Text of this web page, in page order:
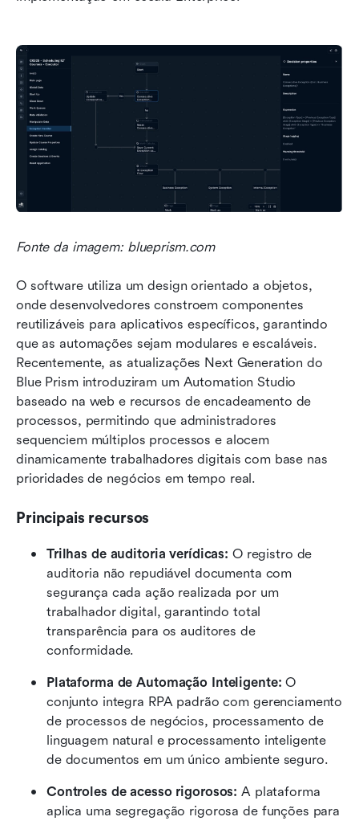
Fonte da imagem: blueprism.com
O software utiliza um design orientado a objetos,
onde desenvolvedores constroem componentes
reutilizáveis para aplicativos específicos, garantindo
que as automações sejam modulares e escaláveis.
Recentemente, as atualizações Next Generation do
Blue Prism introduziram um Automation Studio
baseado na web e recursos de encadeamento de
processos, permitindo que administradores
sequenciem múltiplos processos e alocem
dinamicamente trabalhadores digitais com base nas
prioridades de negócios em tempo real.
Principais recursos
Trilhas de auditoria verídicas: O registro de
auditoria não repudiável documenta com
segurança cada ação realizada por um
trabalhador digital, garantindo total
transparência para os auditores de
conformidade.
Plataforma de Automação Inteligente: O
conjunto integra RPA padrão com gerenciamento
de processos de negócios, processamento de
linguagem natural e processamento inteligente
de documentos em um único ambiente seguro.
Controles de acesso rigorosos: A plataforma
aplica uma segregação rigorosa de funções para